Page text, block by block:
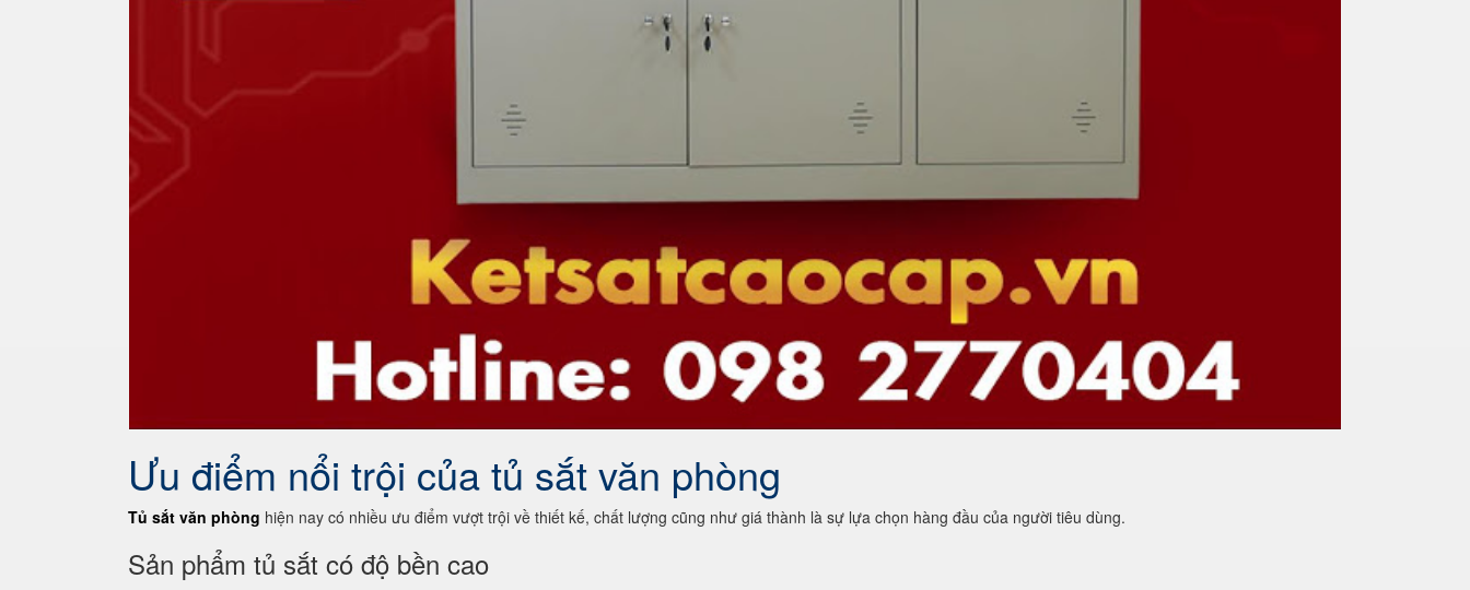
Ưu điểm nổi trội của tủ sắt văn phòng
Tủ sắt văn phòng hiện nay có nhiều ưu điểm vượt trội về thiết kế, chất lượng cũng như giá thành là sự lựa chọn hàng đầu của người tiêu dùng.
Sản phẩm tủ sắt có độ bền cao